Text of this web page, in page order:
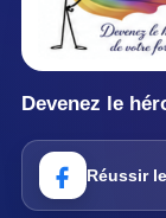
Devenez le
Réussir